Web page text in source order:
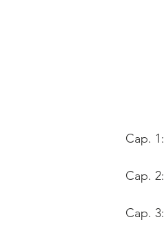
Cap. 1:
Cap. 2:
Cap. 3: